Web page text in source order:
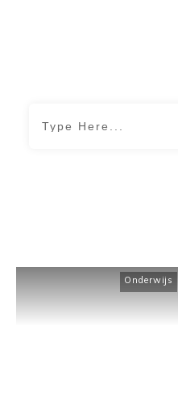
Onderwijs